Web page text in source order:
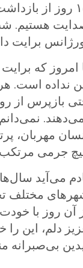
۱۵ روز از
هستیم.
برایت
امروز که
نداده است.
بازپرس از
مهربان،
جرمی مرتکب
مختلف
آن روز با
دلم، این
بی‌صبرانه